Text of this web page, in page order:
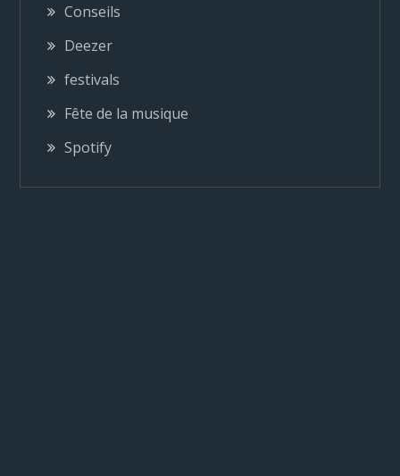
o
n
d
e
Conseils
Deezer
festivals
Fête de la musique
Spotify